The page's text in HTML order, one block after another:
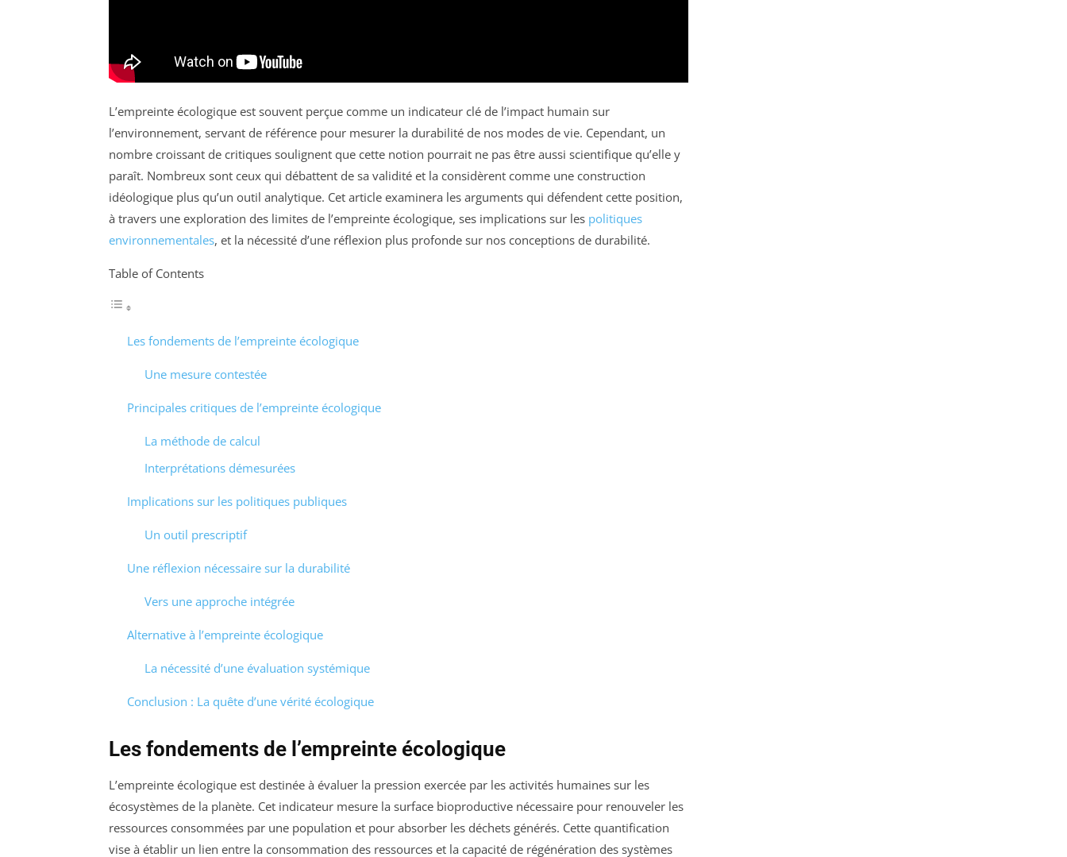
L’empreinte écologique est souvent perçue comme un indicateur clé de l’impact humain sur
l’environnement, servant de référence pour mesurer la durabilité de nos modes de vie. Cependant, un
nombre croissant de critiques soulignent que cette notion pourrait ne pas être aussi scientifique qu’elle y
paraît. Nombreux sont ceux qui débattent de sa validité et la considèrent comme une construction
idéologique plus qu’un outil analytique. Cet article examinera les arguments qui défendent cette position,
à travers une exploration des limites de l’empreinte écologique, ses implications sur les politiques
environnementales, et la nécessité d’une réflexion plus profonde sur nos conceptions de durabilité.
Table of Contents
Les fondements de l’empreinte écologique
Une mesure contestée
Principales critiques de l’empreinte écologique
La méthode de calcul
Interprétations démesurées
Implications sur les politiques publiques
Un outil prescriptif
Une réflexion nécessaire sur la durabilité
Vers une approche intégrée
Alternative à l’empreinte écologique
La nécessité d’une évaluation systémique
Conclusion : La quête d’une vérité écologique
Les fondements de l’empreinte écologique
L’empreinte écologique est destinée à évaluer la pression exercée par les activités humaines sur les
écosystèmes de la planète. Cet indicateur mesure la surface bioproductive nécessaire pour renouveler les
ressources consommées par une population et pour absorber les déchets générés. Cette quantification
vise à établir un lien entre la consommation des ressources et la capacité de régénération des systèmes